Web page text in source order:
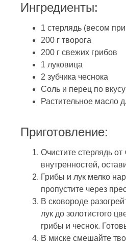
Ингредиенты:
1 стерлядь (весом
200 г творога
200 г свежих грибов
1 луковица
2 зубчика чеснока
Соль и перец по вкусу
Растительное масло
Приготовление:
Очистите стерлядь от
внутренностей,
Грибы и лук мелко
пропустите через
В сковороде
лук до золотистого
грибы и чеснок.
В миске смешайте